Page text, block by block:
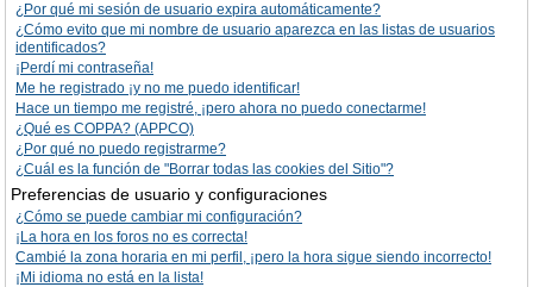
¿Por qué mi sesión de usuario expira automáticamente?
¿Cómo evito que mi nombre de usuario aparezca en las listas de usuarios
identificados?
¡Perdí mi contraseña!
Me he registrado ¡y no me puedo identificar!
Hace un tiempo me registré, ¡pero ahora no puedo conectarme!
¿Qué es COPPA? (APPCO)
¿Por qué no puedo registrarme?
¿Cuál es la función de "Borrar todas las cookies del Sitio"?
Preferencias de usuario y configuraciones
¿Cómo se puede cambiar mi configuración?
¡La hora en los foros no es correcta!
Cambié la zona horaria en mi perfil, ¡pero la hora sigue siendo incorrecto!
¡Mi idioma no está en la lista!